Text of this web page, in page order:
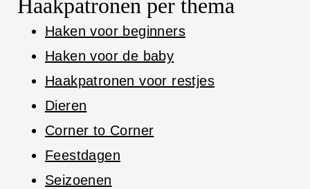
Haakpatronen per thema
Haken voor beginners
Haken voor de baby
Haakpatronen voor restjes
Dieren
Corner to Corner
Feestdagen
Seizoenen